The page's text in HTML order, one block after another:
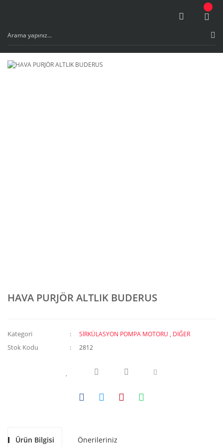
HAVA PURJÖR ALTLIK BUDERUS
Kategori SİRKÜLASYON POMPA MOTORU , DİĞER
Stok Kodu 2812
Ürün Bilgisi Önerileriniz